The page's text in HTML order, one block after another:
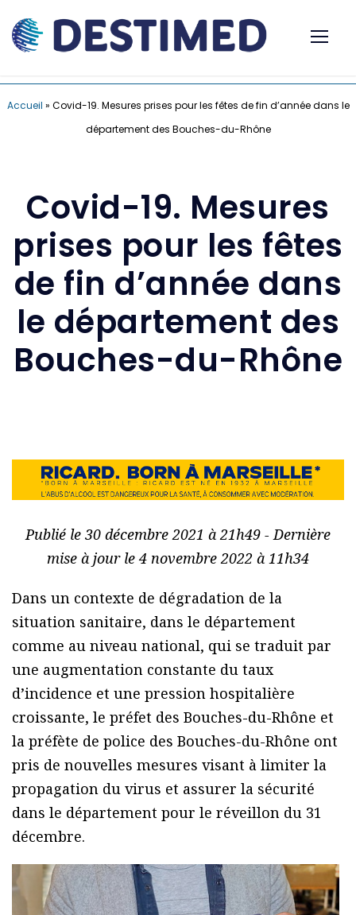
Accueil » Covid-19. Mesures prises pour les fêtes de fin d’année dans le
département des Bouches-du-Rhône
Covid-19. Mesures
prises pour les fêtes
de fin d’année dans
le département des
Bouches-du-Rhône
Publié le 30 décembre 2021 à 21h49 - Dernière
mise à jour le 4 novembre 2022 à 11h34
Dans un contexte de dégradation de la
situation sanitaire, dans le département
comme au niveau national, qui se traduit par
une augmentation constante du taux
d’incidence et une pression hospitalière
croissante, le préfet des Bouches-du-Rhône et
la préfète de police des Bouches-du-Rhône ont
pris de nouvelles mesures visant à limiter la
propagation du virus et assurer la sécurité
dans le département pour le réveillon du 31
décembre.